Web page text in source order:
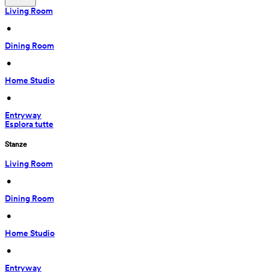
Living Room
•
Dining Room
•
Home Studio
•
Entryway
Esplora tutte
Stanze
Living Room
•
Dining Room
•
Home Studio
•
Entryway